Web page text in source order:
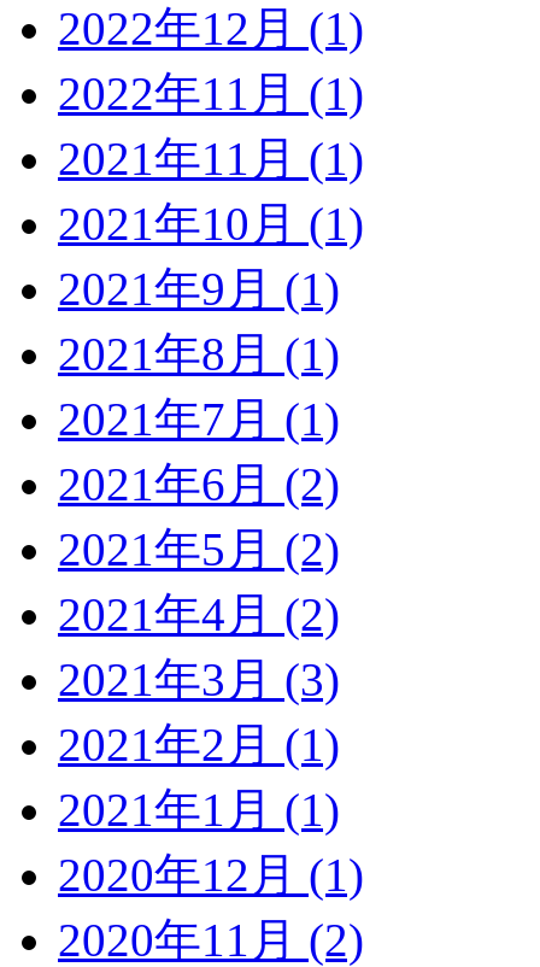
2022年12月 (1)
2022年11月 (1)
2021年11月 (1)
2021年10月 (1)
2021年9月 (1)
2021年8月 (1)
2021年7月 (1)
2021年6月 (2)
2021年5月 (2)
2021年4月 (2)
2021年3月 (3)
2021年2月 (1)
2021年1月 (1)
2020年12月 (1)
2020年11月 (2)